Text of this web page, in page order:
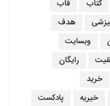
کتاب
قاب
هدف
وبسایت
رایگان
خرید
خیریه
پادکست